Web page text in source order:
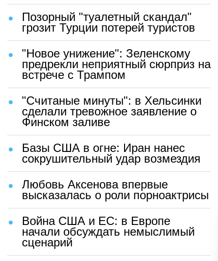
Позорный "туалетный скандал"
грозит Турции потерей туристов
"Новое унижение": Зеленскому
предрекли неприятный сюрприз на
встрече с Трампом
"Считаные минуты": в Хельсинки
сделали тревожное заявление о
Финском заливе
Базы США в огне: Иран нанес
сокрушительный удар возмездия
Любовь Аксенова впервые
высказалась о роли порноактрисы
Война США и ЕС: в Европе
начали обсуждать немыслимый
сценарий